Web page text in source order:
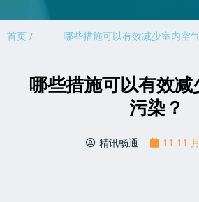
首页 / 哪些措施可以有效减少室内空
哪些措施可以有效减
污染？
精讯畅通 11 11